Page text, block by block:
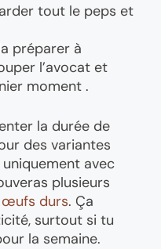
tout le peps et
préparer à
l’avocat et
moment .
la durée de
des variantes
avec
plusieurs
œufs durs. Ça
surtout si tu
la semaine.